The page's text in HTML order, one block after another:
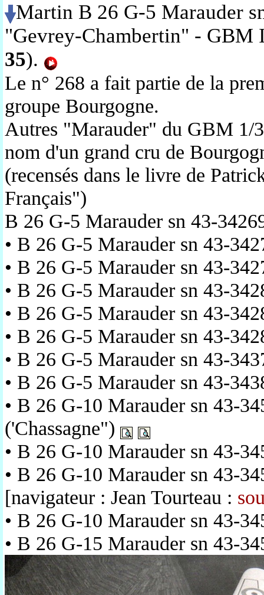
Martin B 26 G-5 Marauder
"Gevrey-Chambertin" -
35).
Le n° 268 a fait partie de la
groupe Bourgogne.
Autres "Marauder" du GBM 1/
nom d'un grand cru de
(recensés dans le livre de
Français")
B 26 G-5 Marauder sn 43-
• B 26 G-5 Marauder sn 43-
• B 26 G-5 Marauder sn 43-
• B 26 G-5 Marauder sn 43-
• B 26 G-5 Marauder sn 43-
• B 26 G-5 Marauder sn 43-
• B 26 G-5 Marauder sn 43-
• B 26 G-5 Marauder sn 43-
• B 26 G-10 Marauder sn 43-
('Chassagne")
• B 26 G-10 Marauder sn 43-
• B 26 G-10 Marauder sn 43-
[navigateur : Jean Tourteau :
• B 26 G-10 Marauder sn 43-
• B 26 G-15 Marauder sn 43-